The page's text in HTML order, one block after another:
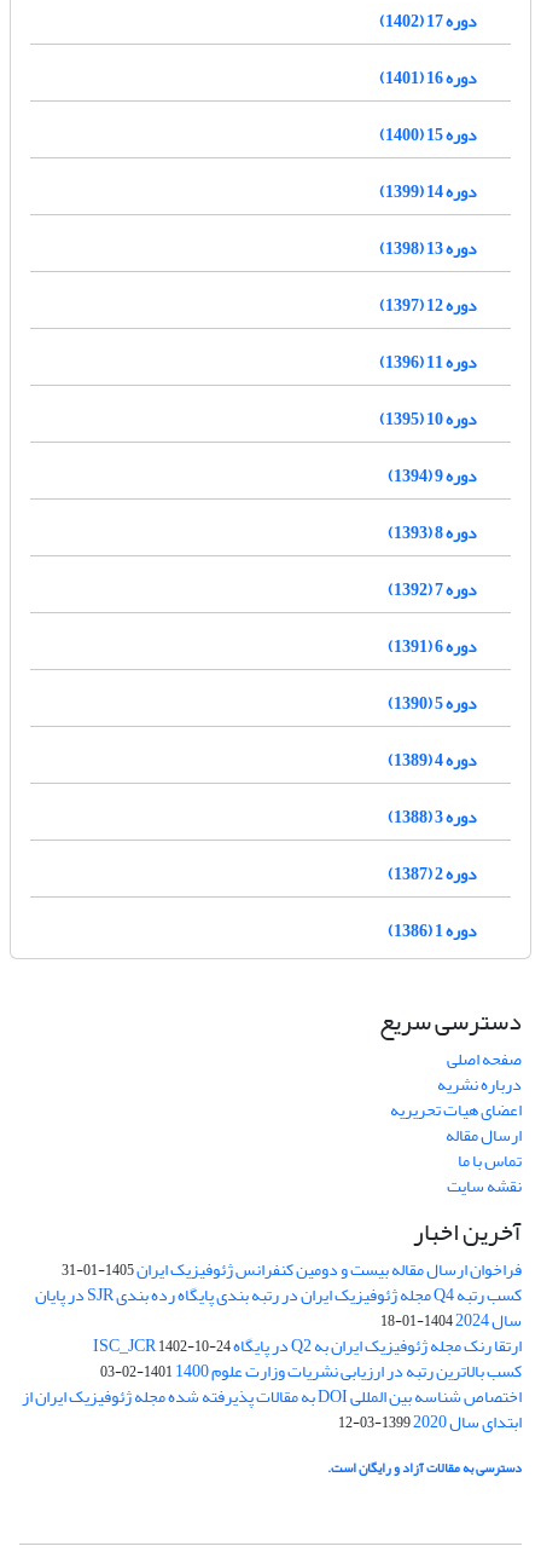
دوره 17 (1402)
دوره 16 (1401)
دوره 15 (1400)
دوره 14 (1399)
دوره 13 (1398)
دوره 12 (1397)
دوره 11 (1396)
دوره 10 (1395)
دوره 9 (1394)
دوره 8 (1393)
دوره 7 (1392)
دوره 6 (1391)
دوره 5 (1390)
دوره 4 (1389)
دوره 3 (1388)
دوره 2 (1387)
دوره 1 (1386)
دسترسی سریع
صفحه اصلی
درباره نشریه
اعضای هیات تحریریه
ارسال مقاله
تماس با ما
نقشه سایت
آخرین اخبار
فراخوان ارسال مقاله بیست و دومین کنفرانس ژئوفیزیک ایران1405-01-31
کسب رتبه Q4 مجله ژئوفیزیک ایران در رتبه بندی پایگاه رده بندی SJR در پایان
سال 2024 1404-01-18
ارتقا رنک مجله ژئوفیزیک ایران به Q2 در پایگاه ISC_JCR 1402-10-24
کسب بالاترین رتبه در ارزیابی نشریات وزارت علوم 1400 1401-02-03
اختصاص شناسه بین المللی DOI به مقالات پذیرفته شده مجله ژئوفیزیک ایران از
ابتدای سال 2020 1399-03-12
دسترسی به مقالات آزاد و رایگان است.